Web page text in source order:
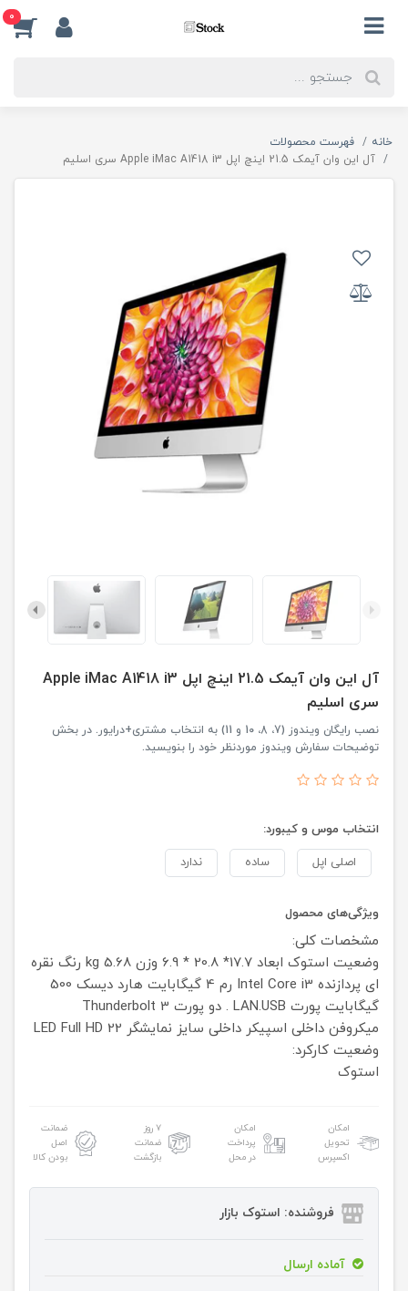
0
خانه
فهرست محصولات
آل این وان آیمک 21.5 اینچ اپل Apple iMac A1418 i3 سری اسلیم
آل این وان آیمک 21.5 اینچ اپل Apple iMac A1418 i3
سری اسلیم
نصب رایگان ویندوز (7، 8، 10 و 11) به انتخاب مشتری+درایور. در بخش
توضیحات سفارش ویندوز موردنظر خود را بنویسید.
انتخاب موس و کیبورد:
اصلی اپل
ساده ندارد
ویژگی‌های محصول
مشخصات کلی:
وضعیت استوک ابعاد 17.7* 20.8 * 6.9 وزن 5.68 kg
رنگ نقره
ای پردازنده Intel Core i3 رم 4 گیگابایت
هارد دیسک 500
گیگابایت پورت LAN.USB . دو پورت Thunderbolt 3
میکروفن داخلی اسپیکر داخلی سایز نمایشگر LED Full HD 22
وضعیت کارکرد:
استوک
امکان
تحویل
اکسپرس
امکان
پرداخت
در محل
۷ روز
ضمانت
بازگشت
ضمانت
اصل
بودن کالا
فروشنده: استوک بازار
آماده ارسال